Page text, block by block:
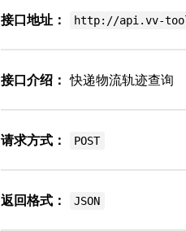
接口地址： http://api.vv-
接口介绍： 快递物流轨迹查询
请求方式： POST
返回格式： JSON